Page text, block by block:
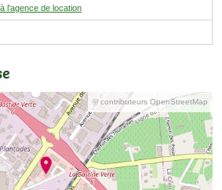
l'agence de location
© contributeurs OpenStreetMap